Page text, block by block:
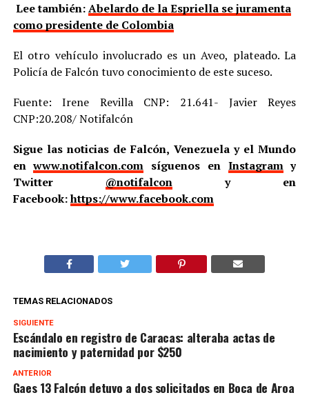
Lee también:Abelardo de la Espriella se juramenta
como presidente de Colombia
El otro vehículo involucrado es un Aveo, plateado. La
Policía de Falcón tuvo conocimiento de este suceso.
Fuente: Irene Revilla CNP: 21.641- Javier Reyes
CNP:20.208/ Notifalcón
Sigue las noticias de Falcón, Venezuela y el Mundo
enwww.notifalcon.com síguenos en Instagramy
Twitter @notifalcony en
Facebook:https://www.facebook.com
TEMAS RELACIONADOS
SIGUIENTE
Escándalo en registro de Caracas: alteraba actas de
nacimiento y paternidad por $250
ANTERIOR
Gaes 13 Falcón detuvo a dos solicitados en Boca de Aroa